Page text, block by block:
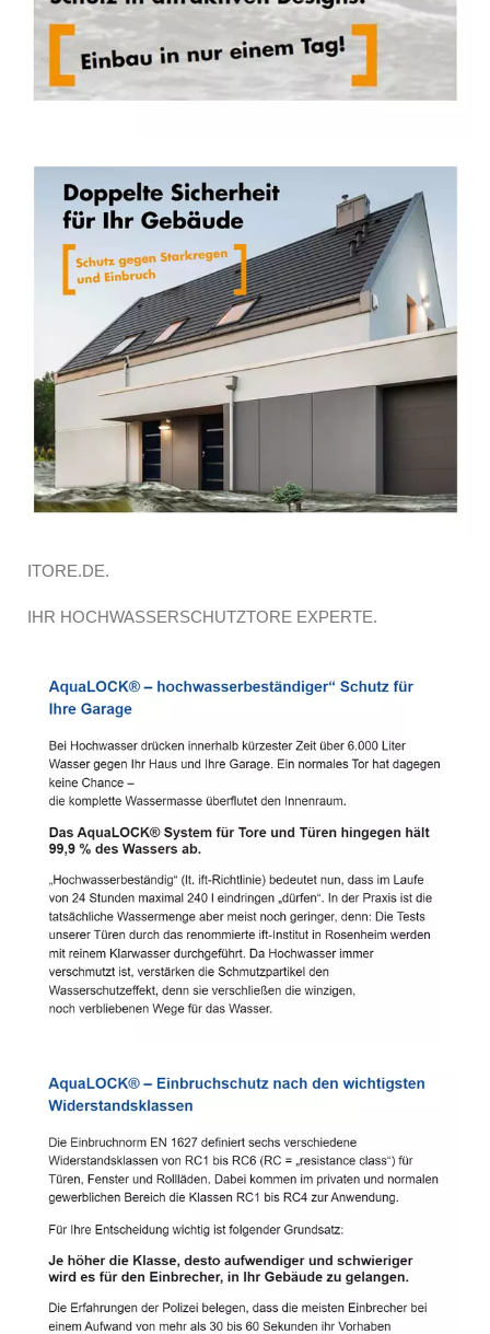
ITORE.DE.
IHR HOCHWASSERSCHUTZTORE EXPERTE.